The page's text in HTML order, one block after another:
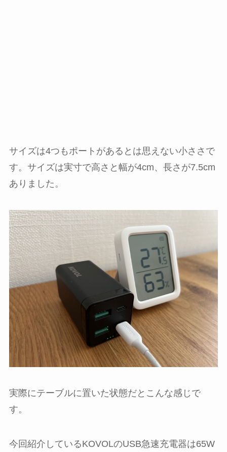
サイズは4つもポートがあるとは思えない小ささで
す。サイズは実寸で高さと幅が4cm、長さが7.5cm
ありました。
実際にテーブルに置いた状態だとこんな感じで
す。
今回紹介しているKOVOLのUSB急速充電器は65W